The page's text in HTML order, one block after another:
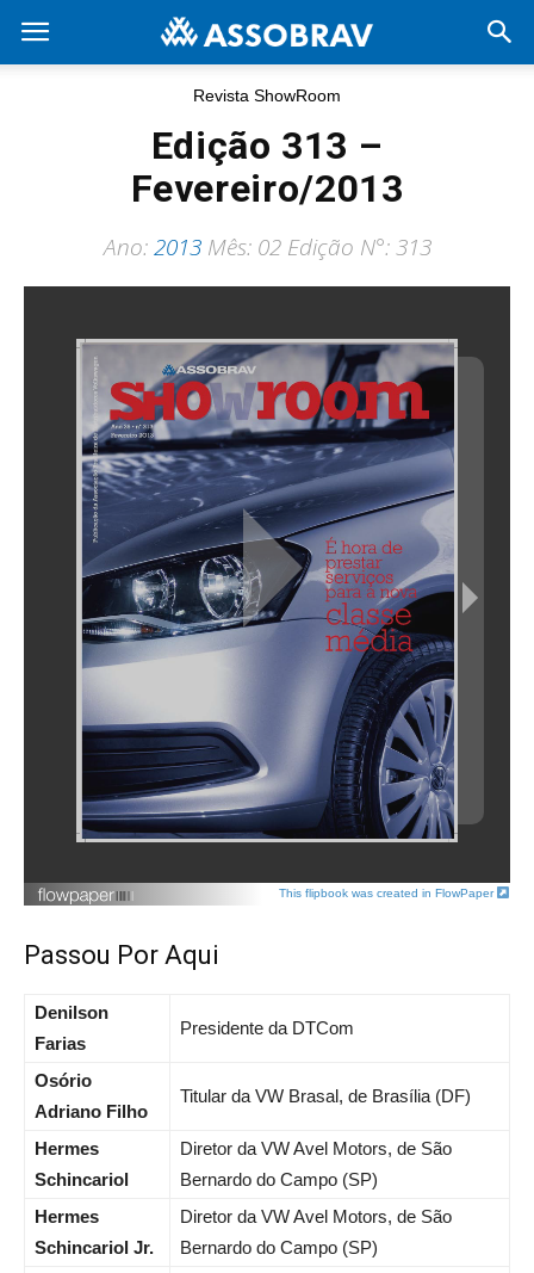
Revista ShowRoom
Edição 313 –
Fevereiro/2013
Ano:2013Mês: 02 Edição N°: 313
This flipbook was created in FlowPaper
Passou Por Aqui
Denilson
Farias
Presidente da DTCom
Osório
Adriano Filho
Titular da VW Brasal, de Brasília (DF)
Hermes
Schincariol
Diretor da VW Avel Motors, de São
Bernardo do Campo (SP)
Hermes
Schincariol Jr.
Diretor da VW Avel Motors, de São
Bernardo do Campo (SP)